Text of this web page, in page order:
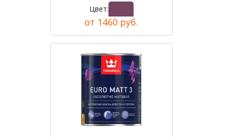
Цвет:
от 1460 руб.